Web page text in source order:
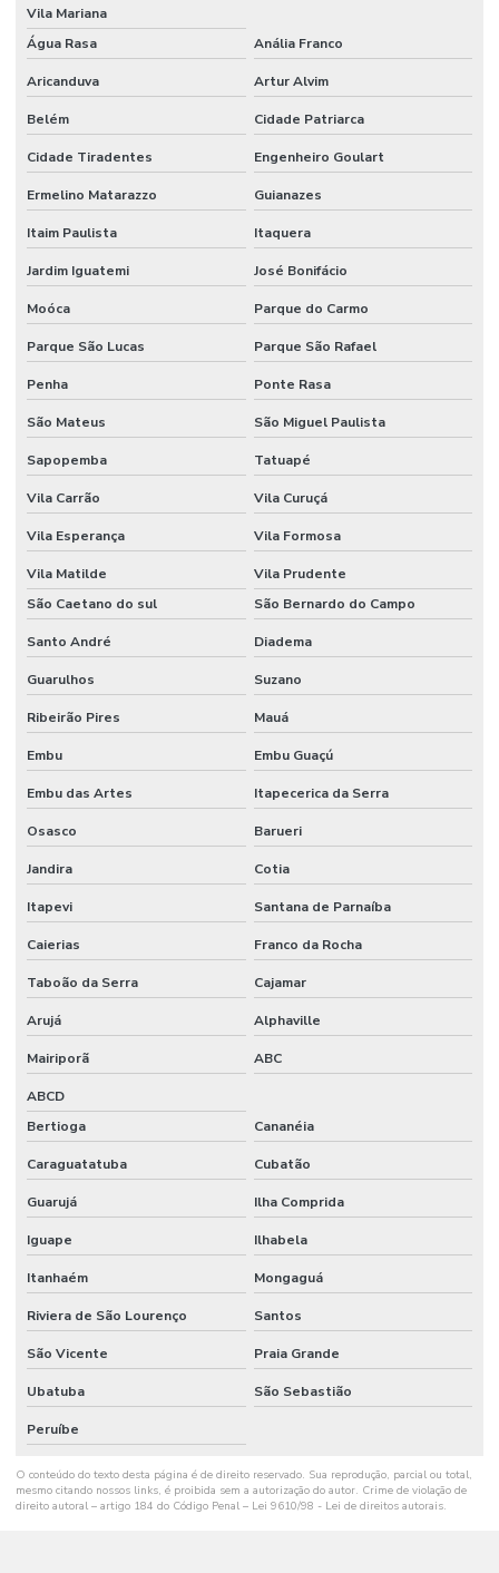
Vila Mariana
Água Rasa
Anália Franco
Aricanduva Artur Alvim
Belém Cidade Patriarca
Cidade Tiradentes Engenheiro Goulart
Ermelino Matarazzo Guianazes
Itaim Paulista Itaquera
Jardim Iguatemi José Bonifácio
Moóca Parque do Carmo
Parque São Lucas Parque São Rafael
Penha Ponte Rasa
São Mateus São Miguel Paulista
Sapopemba Tatuapé
Vila Carrão Vila Curuçá
Vila Esperança Vila Formosa
Vila Matilde
Vila Prudente
São Caetano do sul
São Bernardo do Campo
Santo André Diadema
Guarulhos Suzano
Ribeirão Pires Mauá
Embu Embu Guaçú
Embu das Artes Itapecerica da Serra
Osasco Barueri
Jandira Cotia
Itapevi Santana de Parnaíba
Caierias Franco da Rocha
Taboão da Serra Cajamar
Arujá Alphaville
Mairiporã ABC
ABCD
Bertioga
Cananéia
Caraguatatuba Cubatão
Guarujá Ilha Comprida
Iguape Ilhabela
Itanhaém Mongaguá
Riviera de São Lourenço Santos
São Vicente Praia Grande
Ubatuba São Sebastião
Peruíbe
O conteúdo do texto desta página é de direito reservado. Sua reprodução, parcial ou total,
mesmo citando nossos links, é proibida sem a autorização do autor. Crime de violação de
direito autoral – artigo 184 do Código Penal – Lei 9610/98 - Lei de direitos autorais.